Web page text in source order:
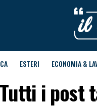
ESTERI ECONOMIA &
Tutti i post